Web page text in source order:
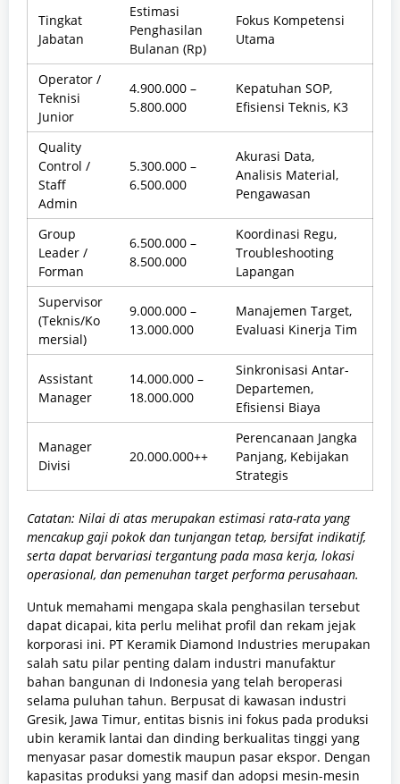
Tingkat
Jabatan
Estimasi
Penghasilan
Bulanan (Rp)
Fokus Kompetensi
Utama
Operator /
Teknisi
Junior
4.900.000 –
5.800.000
Kepatuhan SOP,
Efisiensi Teknis, K3
Quality
Control /
Staff
Admin
5.300.000 –
6.500.000
Akurasi Data,
Analisis Material,
Pengawasan
Group
Leader /
Forman
6.500.000 –
8.500.000
Koordinasi Regu,
Troubleshooting
Lapangan
Supervisor
(Teknis/Ko
mersial)
9.000.000 –
13.000.000
Manajemen Target,
Evaluasi Kinerja Tim
Assistant
Manager
14.000.000 –
18.000.000
Sinkronisasi Antar-
Departemen,
Efisiensi Biaya
Manager
Divisi
20.000.000++
Perencanaan Jangka
Panjang, Kebijakan
Strategis
Catatan: Nilai di atas merupakan estimasi rata-rata yang
mencakup gaji pokok dan tunjangan tetap, bersifat indikatif,
serta dapat bervariasi tergantung pada masa kerja, lokasi
operasional, dan pemenuhan target performa perusahaan.
Untuk memahami mengapa skala penghasilan tersebut
dapat dicapai, kita perlu melihat profil dan rekam jejak
korporasi ini. PT Keramik Diamond Industries merupakan
salah satu pilar penting dalam industri manufaktur
bahan bangunan di Indonesia yang telah beroperasi
selama puluhan tahun. Berpusat di kawasan industri
Gresik, Jawa Timur, entitas bisnis ini fokus pada produksi
ubin keramik lantai dan dinding berkualitas tinggi yang
menyasar pasar domestik maupun pasar ekspor. Dengan
kapasitas produksi yang masif dan adopsi mesin-mesin